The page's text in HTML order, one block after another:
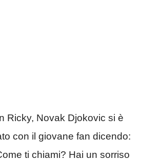
Ricky, Novak Djokovic si è
con il giovane fan dicendo:
ti chiami? Hai un sorriso